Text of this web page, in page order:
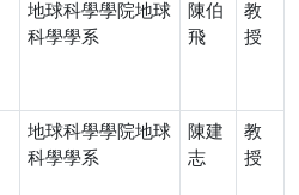
地球科學學院地球
科學學系
陳伯
飛
教
授
地球科學學院地球
科學學系
陳建
志
教
授